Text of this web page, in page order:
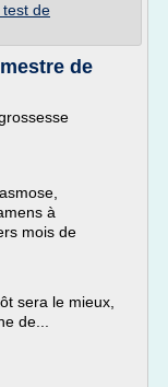
test de
de
à
mois de
sera le mieux,
de...